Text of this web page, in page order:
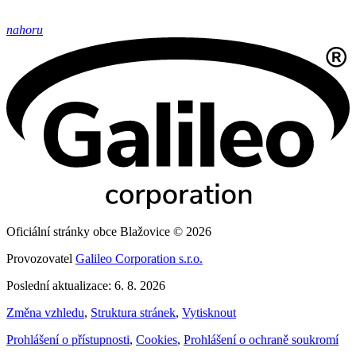
nahoru
Oficiální stránky obce Blažovice © 2026
Provozovatel Galileo Corporation s.r.o.
Poslední aktualizace: 6. 8. 2026
Změna vzhledu, Struktura stránek, Vytisknout
Prohlášení o přístupnosti, Cookies, Prohlášení o ochraně soukromí